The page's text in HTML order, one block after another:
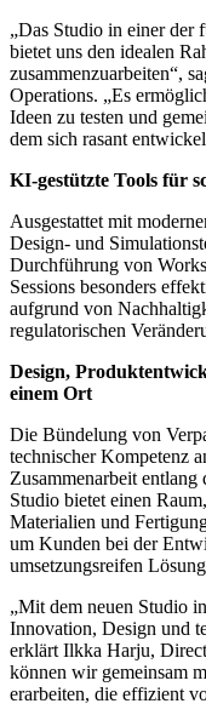
„Das Studio in einer der
bietet uns den idealen
zusammenzuarbeiten“,
Operations. „Es
Ideen zu testen und
dem sich rasant
KI-gestützte Tools für
Ausgestattet mit
Design- und
Durchführung von
Sessions besonders
aufgrund von
regulatorischen
Design,
einem Ort
Die Bündelung von
technischer Kompetenz
Zusammenarbeit entlang
Studio bietet einen
Materialien und
um Kunden bei der
umsetzungsreifen
„Mit dem neuen Studio
Innovation, Design und
erklärt Ilkka Harju,
können wir gemeinsam
erarbeiten, die effizient